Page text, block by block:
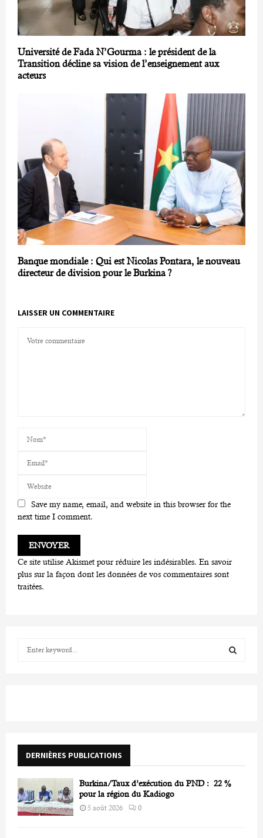
Université de Fada N’Gourma : le président de la
Transition décline sa vision de l’enseignement aux
acteurs
Banque mondiale : Qui est Nicolas Pontara, le nouveau
directeur de division pour le Burkina ?
LAISSER UN COMMENTAIRE
Save my name, email, and website in this browser for the
next time I comment.
Ce site utilise Akismet pour réduire les indésirables. En savoir
plus sur la façon dont les données de vos commentaires sont
traitées.
r
DERNIÈRES PUBLICATIONS
Burkina/Taux d’exécution du PND : 22 %
pour la région du Kadiogo
5 août 2026 0